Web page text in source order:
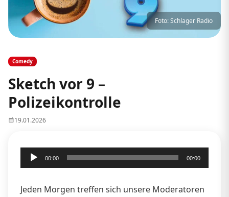
Foto: Schlager Radio
Comedy
Sketch vor 9 –
Polizeikontrolle
19.01.2026
Audio-
Player
00:00 00:00
Jeden Morgen treffen sich unsere Moderatoren